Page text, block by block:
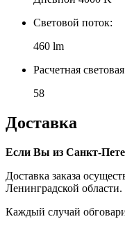
Световой поток:
460 lm
Расчетная
58
Доставка
Если Вы из Санкт-
Доставка заказа
Ленинградской области.
Каждый случай